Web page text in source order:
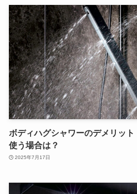
ボディハグシャワーのデメリッ
使う場合は？
2025年7月17日